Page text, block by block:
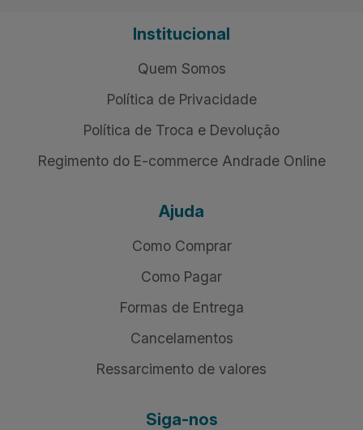
Institucional
Quem Somos
Política de Privacidade
Política de Troca e Devolução
Regimento do E-commerce Andrade Online
Ajuda
Como Comprar
Como Pagar
Formas de Entrega
Cancelamentos
Ressarcimento de valores
Siga-nos